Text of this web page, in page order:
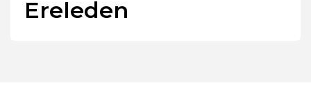
Ereleden